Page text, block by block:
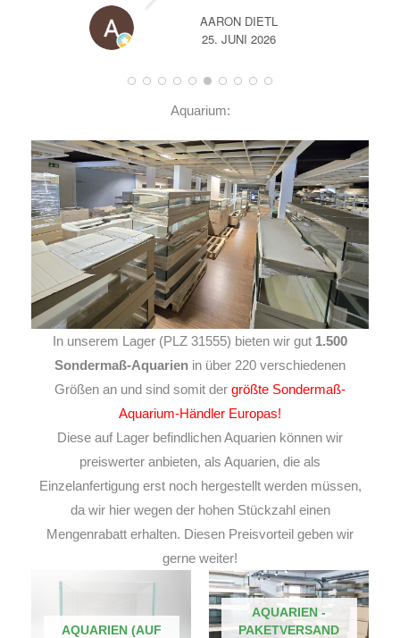
AARON DIETL
25. JUNI 2026
Aquarium:
In unserem Lager (PLZ 31555) bieten wir gut 1.500
Sondermaß-Aquarien in über 220 verschiedenen
Größen an und sind somit der größte Sondermaß-
Aquarium-Händler Europas!
Diese auf Lager befindlichen Aquarien können wir
preiswerter anbieten, als Aquarien, die als
Einzelanfertigung erst noch hergestellt werden müssen,
da wir hier wegen der hohen Stückzahl einen
Mengenrabatt erhalten. Diesen Preisvorteil geben wir
gerne weiter!
AQUARIEN (AUF
AQUARIEN -
PAKETVERSAND